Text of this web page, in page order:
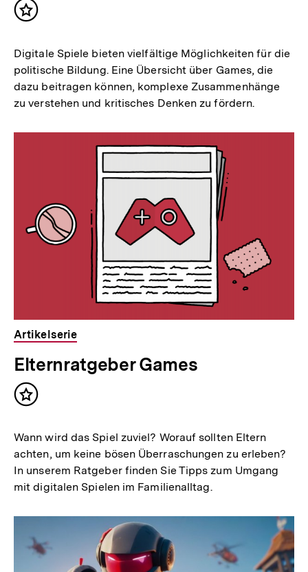
Inhalt
Digitale Spiele bieten vielfältige Möglichkeiten für die
politische Bildung. Eine Übersicht über Games, die
dazu beitragen können, komplexe Zusammenhänge
zu verstehen und kritisches Denken zu fördern.
Artikelserie
Elternratgeber Games
Inhalt
Wann wird das Spiel zuviel? Worauf sollten Eltern
achten, um keine bösen Überraschungen zu erleben?
In unserem Ratgeber finden Sie Tipps zum Umgang
mit digitalen Spielen im Familienalltag.